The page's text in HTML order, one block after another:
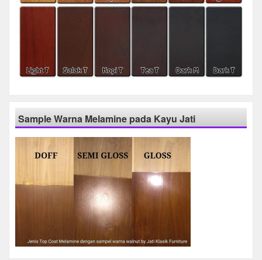
Sample Warna Melamine pada Kayu Jati